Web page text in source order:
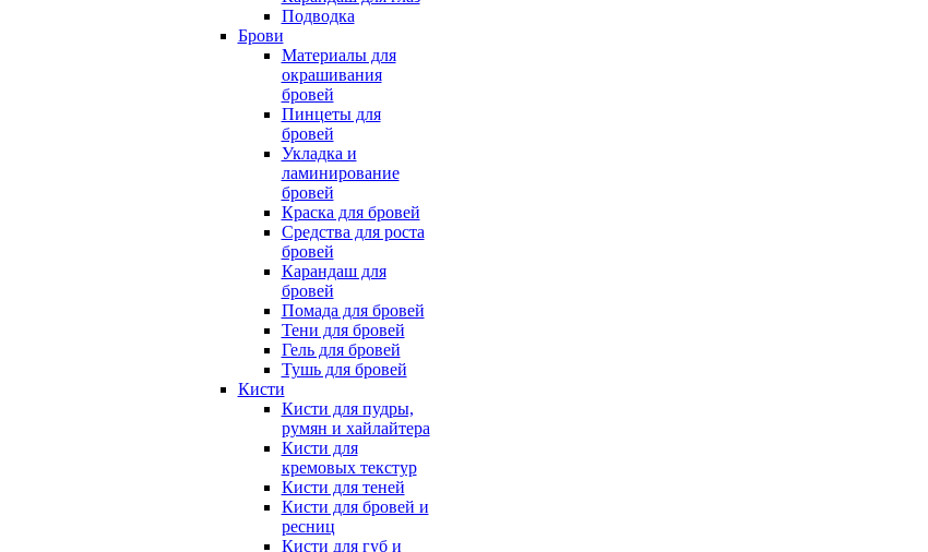
Подводка
Брови
Материалы для
окрашивания
бровей
Пинцеты для
бровей
Укладка и
ламинирование
бровей
Краска для бровей
Средства для роста
бровей
Карандаш для
бровей
Помада для бровей
Тени для бровей
Гель для бровей
Тушь для бровей
Кисти
Кисти для пудры,
румян и хайлайтера
Кисти для
кремовых текстур
Кисти для теней
Кисти для бровей и
ресниц
Кисти для губ и